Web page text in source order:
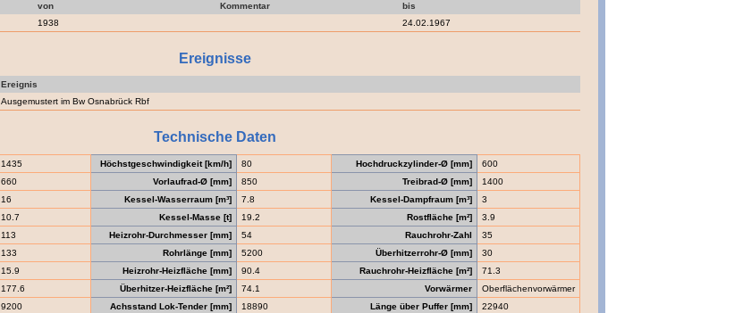
von Kommentar
bis
1938 24.02.1967
Ereignisse
Ereignis
Ausgemustert im Bw Osnabrück Rbf
Technische Daten
1435 Höchstgeschwindigkeit [km/h] 80 Hochdruckzylinder-Ø [mm]
600
660 Vorlaufrad-Ø [mm] 850 Treibrad-Ø [mm]
1400
16 Kessel-Wasserraum [m³] 7.8 Kessel-Dampfraum [m³]
3
10.7 Kessel-Masse [t] 19.2 Rostfläche [m²]
3.9
113 Heizrohr-Durchmesser [mm] 54 Rauchrohr-Zahl
35
133 Rohrlänge [mm] 5200 Überhitzerrohr-Ø [mm]
30
15.9 Heizrohr-Heizfläche [mm] 90.4 Rauchrohr-Heizfläche [m²]
71.3
177.6 Überhitzer-Heizfläche [m²] 74.1 Vorwärmer
Oberflächenvorwärmer
9200 Achsstand Lok-Tender [mm] 18890 Länge über Puffer [mm] 22940